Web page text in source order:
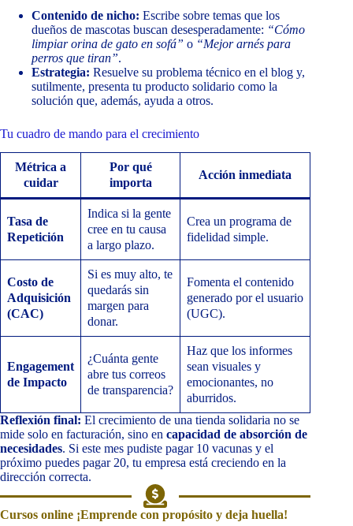
Contenido de nicho: Escribe sobre temas que los
dueños de mascotas buscan desesperadamente: “Cómo
limpiar orina de gato en sofá” o “Mejor arnés para
perros que tiran”.
Estrategia: Resuelve su problema técnico en el blog y,
sutilmente, presenta tu producto solidario como la
solución que, además, ayuda a otros.
Tu cuadro de mando para el crecimiento
Métrica a
cuidar
Por qué
importa
Acción inmediata
Tasa de
Repetición
Indica si la gente
cree en tu causa
a largo plazo.
Crea un programa de
fidelidad simple.
Costo de
Adquisición
(CAC)
Si es muy alto, te
quedarás sin
margen para
donar.
Fomenta el contenido
generado por el usuario
(UGC).
Engagement
de Impacto
¿Cuánta gente
abre tus correos
de transparencia?
Haz que los informes
sean visuales y
emocionantes, no
aburridos.
Reflexión final: El crecimiento de una tienda solidaria no se
mide solo en facturación, sino en capacidad de absorción de
necesidades. Si este mes pudiste pagar 10 vacunas y el
próximo puedes pagar 20, tu empresa está creciendo en la
dirección correcta.
Cursos online ¡Emprende con propósito y deja huella!